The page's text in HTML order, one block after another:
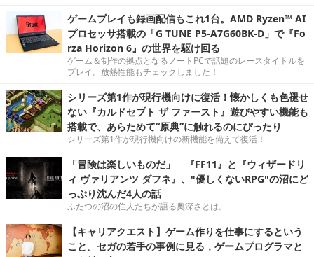
ゲームプレイも録画配信もこれ1台。AMD Ryzen™ AI
プロセッサ搭載の「G TUNE P5-A7G60BK-D」で『Fo
rza Horizon 6』の世界を駆け回る
ゲーム＆制作の拠点となるノートPCで話題のレースタイトルを
プレイ。放熱性能もチェックしました！
シリーズ第1作が現行機向けに復活！懐かしくも色褪せ
ない『カルドセプト ザ ファースト』遊びやすい機能も
搭載で、あらためて“原典”に触れるのにぴったり
シリーズ第1作が現行機向けの新機能を備えて復活！
「冒険は楽しいものだ」 ─『FF11』と『ウィザードリ
ィ ヴァリアンツ ダフネ』、"優しくないRPG"の沼にど
っぷり沈んだ4人の話
ふたつの沼の住人たちが語る奥深さとは。
【キャリアクエスト】ゲーム作りを仕事にするという
こと。セガの若手の事例に見る，ゲームプログラマと